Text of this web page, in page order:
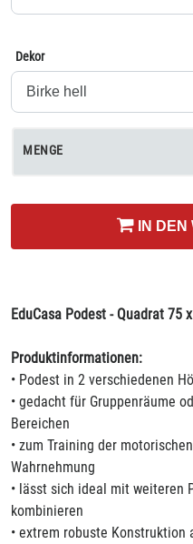
Dekor
MENGE
IN DEN
EduCasa Podest - Quadrat 75
Produktinformationen:
• Podest in 2 verschiedenen
• gedacht für Gruppenräume
Bereichen
• zum Training der
Wahrnehmung
• lässt sich ideal mit weiteren
kombinieren
• extrem robuste